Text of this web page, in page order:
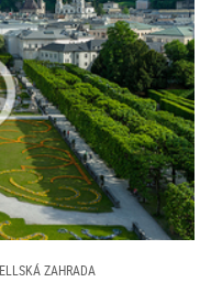
ZAHRADA